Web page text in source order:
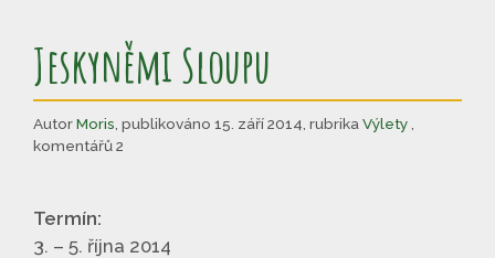
Jeskyněmi Sloupu
AutorMoris publikováno 15. září 2014 rubrika Výlety
komentářů 2
Termín:
3. – 5. října 2014